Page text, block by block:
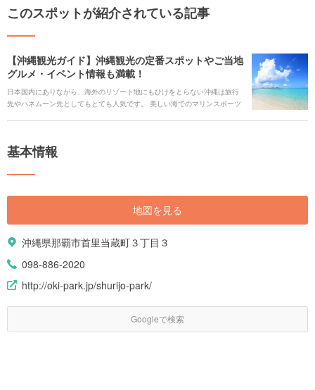
このスポットが紹介されている記事
【沖縄観光ガイド】沖縄観光の定番スポットやご当地
グルメ・イベント情報も満載！
日本国内にありながら、海外のリゾート地にもひけをとらない沖縄は旅行
先やハネムーン先としてもとても人気です。 美しい海でのマリンスポーツ
のできる場所、さらに世界遺産の聖地などみどころがたくさんあります。
ておきたいおすすめスポットや、現地の人のみが知るひそかな名店をご紹
基本情報
地図を見る
沖縄県那覇市首里当蔵町３丁目３
098-886-2020
http://oki-park.jp/shurijo-park/
Googleで検索